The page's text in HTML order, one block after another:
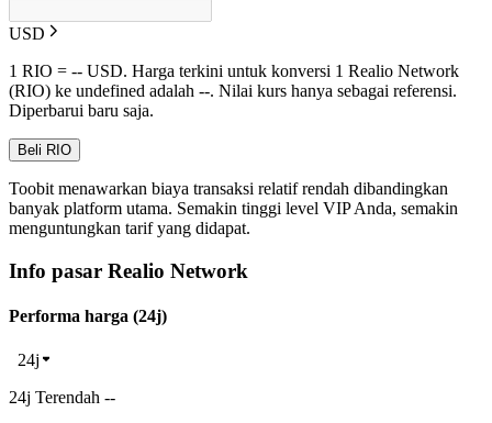
USD
1 RIO = -- USD. Harga terkini untuk konversi 1 Realio Network
(RIO) ke undefined adalah --. Nilai kurs hanya sebagai referensi.
Diperbarui baru saja.
Beli RIO
Toobit menawarkan biaya transaksi relatif rendah dibandingkan
banyak platform utama. Semakin tinggi level VIP Anda, semakin
menguntungkan tarif yang didapat.
Info pasar Realio Network
Performa harga (24j)
24j
24j Terendah --